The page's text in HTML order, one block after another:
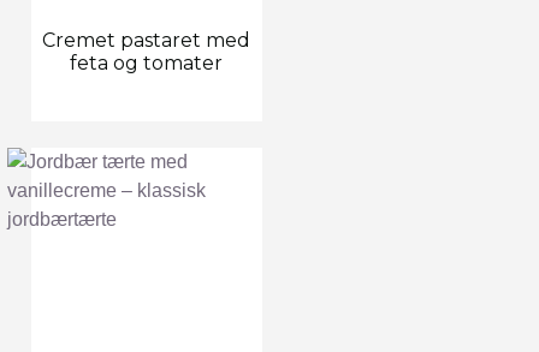
Cremet pastaret med
feta og tomater